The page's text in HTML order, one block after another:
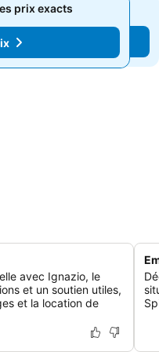
prix exacts
prix exacts
avec Ignazio, le
et un soutien utiles,
et la location de